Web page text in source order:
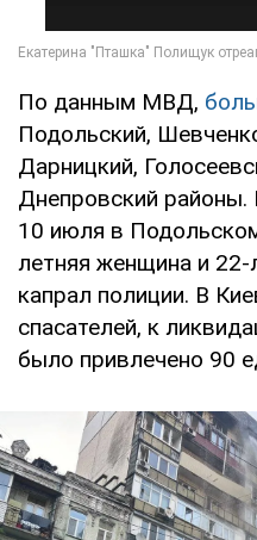
По данным МВД,
Подольский,
Дарницкий,
Днепровский
10 июля в
летняя женщина и 22-
капрал полиции. В
спасателей, к
было привлечено 90